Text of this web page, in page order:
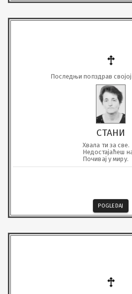
Последњи попздрав
СТАНИ
Хвала ти за све.
Недостајаћеш
Почивај у миру.
POGLEDAJ